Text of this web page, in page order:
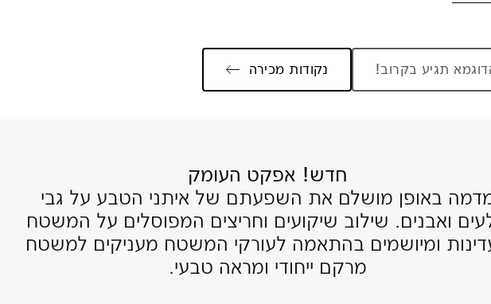
תגיע בקרוב! נקודות מכירה
חדש! אפקט העומק
באופן מושלם את השפעתם של איתני הטבע על גבי
ואבנים. שילוב שיקועים וחריצים המפוסלים על המשטח
ומיושמים בהתאמה לעורקי המשטח מעניקים למשטח
מרקם ייחודי ומראה טבעי.